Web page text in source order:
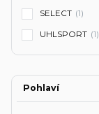
SELECT (1)
UHLSPORT (1)
Pohlaví